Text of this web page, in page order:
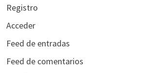
Registro
Acceder
Feed de entradas
Feed de comentarios